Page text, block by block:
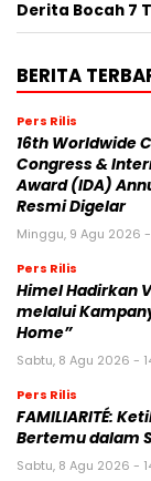
Derita Bocah 7
BERITA
Pers Rilis
16th Worldwide
Congress &
Award (IDA)
Resmi Digelar
Minggu, 9 Agu 2026 -
Pers Rilis
Himel Hadirkan
melalui
Home”
Sabtu, 8 Agu 2026 -
Pers Rilis
FAMILIARITÉ:
Bertemu dalam
Sabtu, 8 Agu 2026 -